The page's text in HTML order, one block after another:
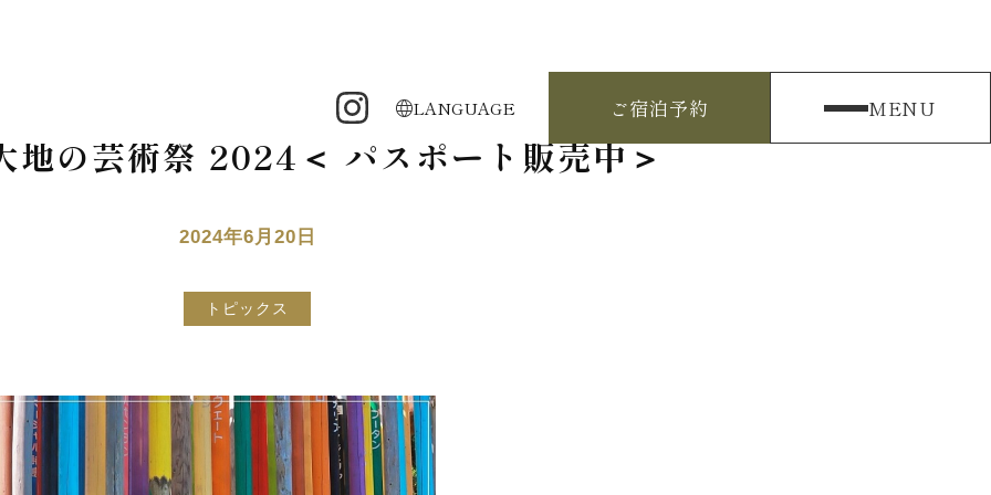
LANGUAGE ご宿泊予約 MENU
地の芸術祭 2024＜ パスポート販売中＞
2024年6月20日
トピックス